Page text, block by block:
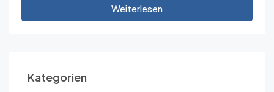
Weiterlesen
Kategorien